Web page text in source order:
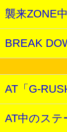
襲来ZONE
BREAK
AT「G-
AT中のステ